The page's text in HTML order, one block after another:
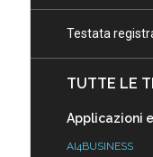
Testata
TUTTE LE
Applicazioni
AI4BUSINESS